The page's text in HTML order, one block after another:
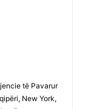
të Pavarur
New York,